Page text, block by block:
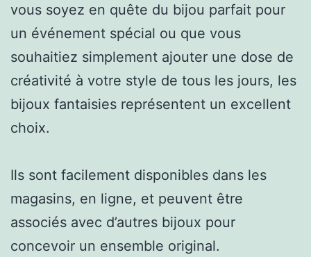
vous soyez en quête du bijou parfait pour
un événement spécial ou que vous
souhaitiez simplement ajouter une dose de
créativité à votre style de tous les jours, les
bijoux fantaisies représentent un excellent
choix.
Ils sont facilement disponibles dans les
magasins, en ligne, et peuvent être
associés avec d’autres bijoux pour
concevoir un ensemble original.